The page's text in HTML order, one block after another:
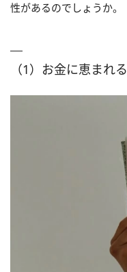
性があるのでしょうか。
（1）お金に恵まれる